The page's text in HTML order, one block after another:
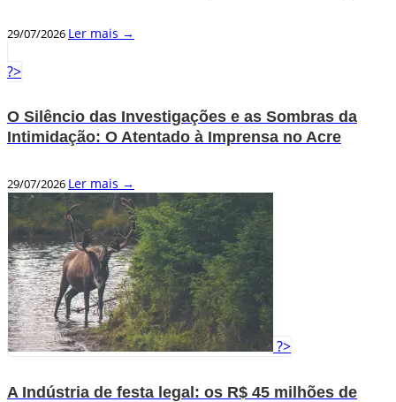
29/07/2026 Ler mais →
?>
O Silêncio das Investigações e as Sombras da
Intimidação: O Atentado à Imprensa no Acre
29/07/2026 Ler mais →
?>
A Indústria de festa legal: os R$ 45 milhões de